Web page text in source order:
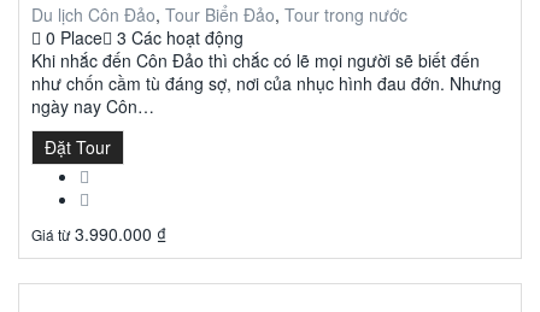
Du lịch Côn Đảo, Tour Biển Đảo, Tour trong nước
0 Place 3 Các hoạt động
Khi nhắc đến Côn Đảo thì chắc có lẽ mọi người sẽ biết đến
như chốn cầm tù đáng sợ, nơi của nhục hình đau đớn. Nhưng
ngày nay Côn…
Đặt Tour
Giá từ 3.990.000 ₫